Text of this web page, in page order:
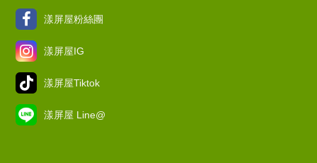
漾屏屋粉絲團
漾屏屋IG
漾屏屋Tiktok
漾屏屋 Line@